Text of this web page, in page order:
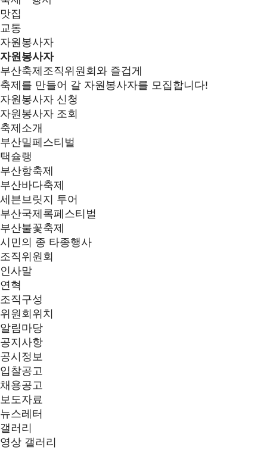
맛집
교통
자원봉사자
자원봉사자
부산축제조직위원회와 즐겁게
축제를 만들어 갈 자원봉사자를 모집합니다!
자원봉사자 신청
자원봉사자 조회
축제소개
부산밀페스티벌
택슐랭
부산항축제
부산바다축제
세븐브릿지 투어
부산국제록페스티벌
부산불꽃축제
시민의 종 타종행사
조직위원회
인사말
연혁
조직구성
위원회위치
알림마당
공지사항
공시정보
입찰공고
채용공고
보도자료
뉴스레터
갤러리
영상 갤러리